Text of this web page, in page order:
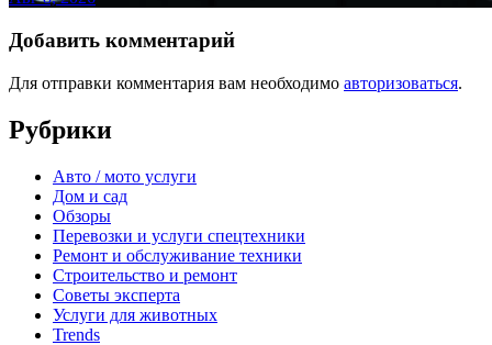
Добавить комментарий
Для отправки комментария вам необходимо авторизоваться.
Рубрики
Авто / мото услуги
Дом и сад
Обзоры
Перевозки и услуги спецтехники
Ремонт и обслуживание техники
Строительство и ремонт
Советы эксперта
Услуги для животных
Trends